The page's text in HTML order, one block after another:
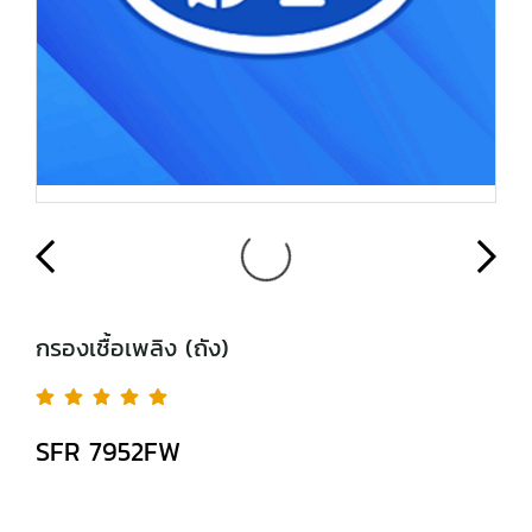
กรองเชื้อเพลิง (ถัง)
SFR 7952FW